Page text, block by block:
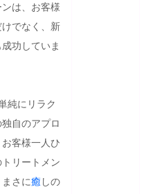
は、お客様
でなく、新
功していま
純にリラク
自のアプロ
客様一人ひ
リートメン
さに癒 しの